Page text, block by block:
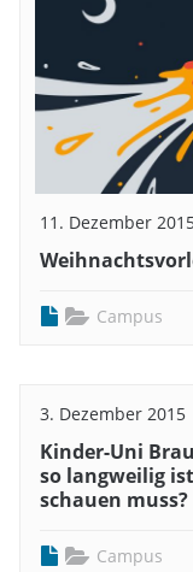
11. Dezember
Campus
3. Dezember 2015
Kinder-Uni
so langweilig
schauen muss?
Campus